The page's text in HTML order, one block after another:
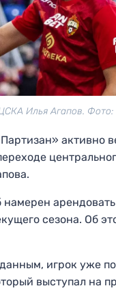
Илья Агапов.
активно
намерен
сезона. Об
игрок уже
выступал на